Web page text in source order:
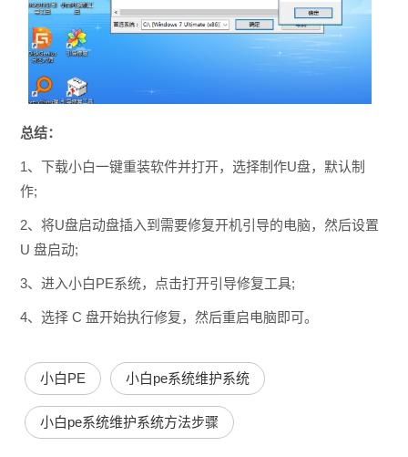
总结：
1、下载小白一键重装软件并打开，选择制作U盘，默认制
作;
2、将U盘启动盘插入到需要修复开机引导的电脑，然后设置
U 盘启动;
3、进入小白PE系统，点击打开引导修复工具;
4、选择 C 盘开始执行修复，然后重启电脑即可。
小白PE 小白pe系统维护系统
小白pe系统维护系统方法步骤